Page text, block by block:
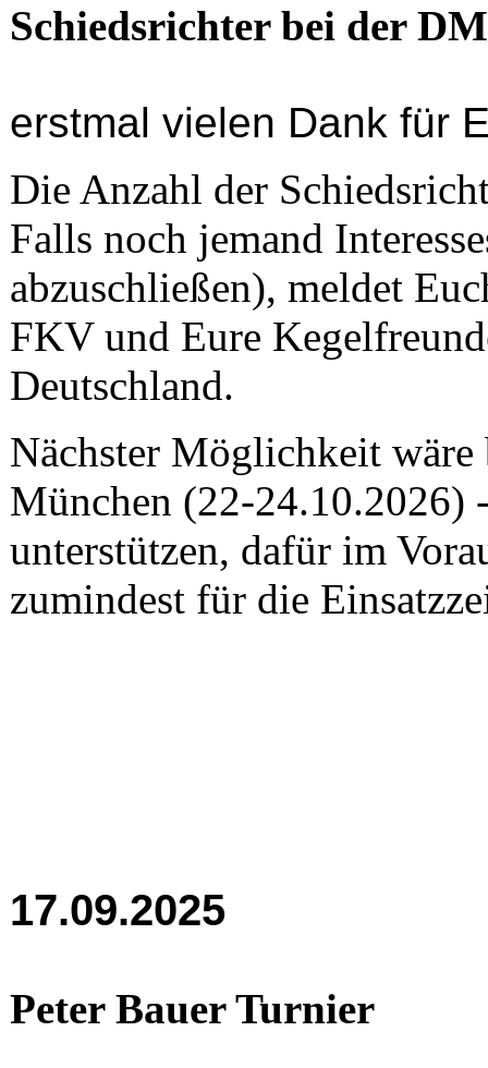
Schiedsrichter bei der
erstmal vielen Dank für
Die Anzahl der
Falls noch jemand
abzuschließen), meldet
FKV und Eure
Deutschland.
Nächster Möglichkeit
München (22-24.10.2026)
unterstützen, dafür im
zumindest für die
17.09.2025
Peter Bauer Turnier